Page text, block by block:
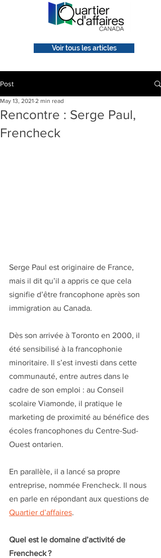
Voir tous les articles
Post
Rencontre : Serge Paul,
Frencheck
May 13, 2021 2 min read
Serge Paul est originaire de France,
mais il dit qu’il a appris ce que cela
signifie d’être francophone après son
immigration au Canada.
Dès son arrivée à Toronto en 2000, il
été sensibilisé à la francophonie
minoritaire. Il s’est investi dans cette
communauté, entre autres dans le
cadre de son emploi : au Conseil
scolaire Viamonde, il pratique le
marketing de proximité au bénéfice des
écoles francophones du Centre-Sud-
Ouest ontarien.
En parallèle, il a lancé sa propre
entreprise, nommée Frencheck. Il nous
en parle en répondant aux questions de
Quartier d’affaires.
Quel est le domaine d’activité de
Frencheck ?